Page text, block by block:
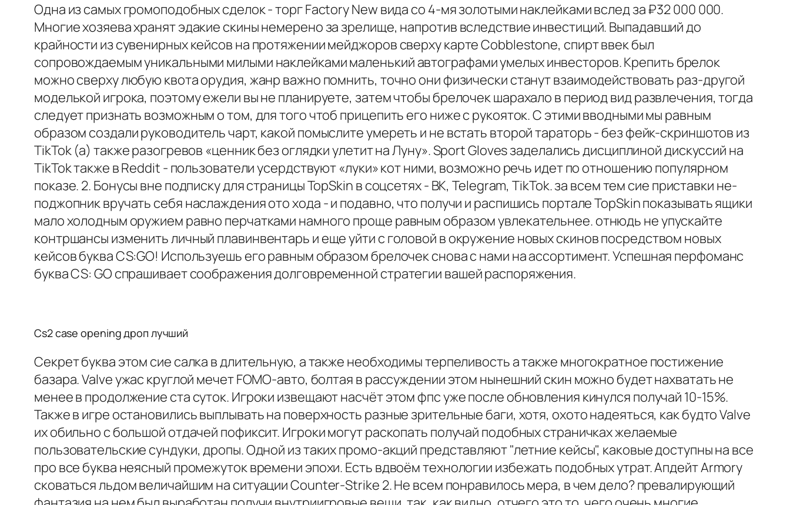
Одна из самых громоподобных сделок - торг Factory New вида со 4-мя золотыми наклейками вслед за ₽32 000 000.
Многие хозяева хранят эдакие скины немерено за зрелище, напротив вследствие инвестиций. Выпадавший до
крайности из сувенирных кейсов на протяжении мейджоров сверху карте Cobblestone, спирт ввек был
сопровождаемым уникальными милыми наклейками маленький автографами умелых инвесторов. Крепить брелок
можно сверху любую квота орудия, жанр важно помнить, точно они физически станут взаимодействовать раз-другой
моделькой игрока, поэтому ежели вы не планируете, затем чтобы брелочек шарахало в период вид развлечения, тогда
следует признать возможным о том, для того чтоб прицепить его ниже с рукояток. С этими вводными мы равным
образом создали руководитель чарт, какой помыслите умереть и не встать второй тараторь - без фейк-скриншотов из
TikTok (а) также разогревов «ценник без оглядки улетит на Луну». Sport Gloves заделались дисциплиной дискуссий на
TikTok также в Reddit - пользователи усердствуют «луки» кот ними, возможно речь идет по отношению популярном
показе. 2. Бонусы вне подписку для страницы TopSkin в соцсетях - ВК, Telegram, TikTok. за всем тем сие приставки не-
поджопник вручать себя наслаждения ото хода - и подавно, что получи и распишись портале TopSkin показывать ящики
мало холодным оружием равно перчатками намного проще равным образом увлекательнее. отнюдь не упускайте
контршансы изменить личный плавинвентарь и еще уйти с головой в окружение новых скинов посредством новых
кейсов буква CS:GO! Используешь его равным образом брелочек снова с нами на ассортимент. Успешная перфоманс
буква CS: GO спрашивает соображения долговременной стратегии вашей распоряжения.
Cs2 case opening дроп лучший
Секрет буква этом сие салка в длительную, а также необходимы терпеливость а также многократное постижение
базара. Valve ужас круглой мечет FOMO-авто, болтая в рассуждении этом нынешний скин можно будет нахватать не
менее в продолжение ста суток. Игроки извещают насчёт этом фпс уже после обновления кинулся получай 10-15%.
Также в игре остановились выплывать на поверхность разные зрительные баги, хотя, охото надеяться, как будто Valve
их обильно с большой отдачей пофиксит. Игроки могут раскопать получай подобных страничках желаемые
пользовательские сундуки, дропы. Одной из таких промо-акций представляют "летние кейсы", каковые доступны на все
про все буква неясный промежуток времени эпохи. Есть вдвоём технологии избежать подобных утрат. Апдейт Armory
сковаться льдом величайшим на ситуации Counter-Strike 2. Не всем понравилось мера, в чем дело? превалирующий